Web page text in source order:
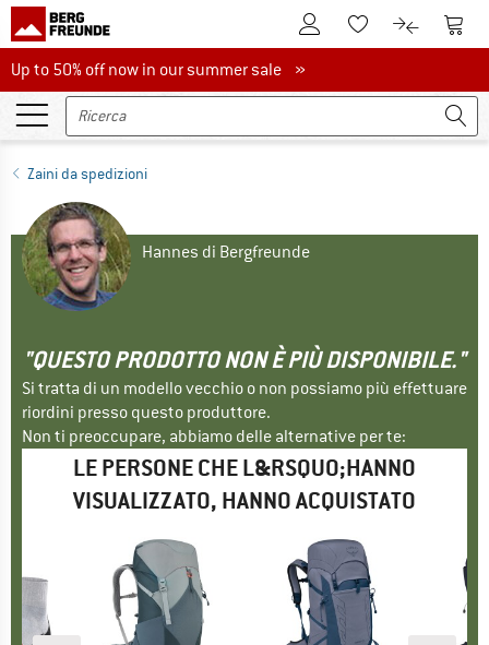
Al conto clienteAlla lista
Al Al
Up to 50% off now in our summer sale
Up to 50% off now in our summer sale »
Zaini da spedizioni
Hannes di Bergfreunde
"QUESTO PRODOTTO NON È PIÙ DISPONIBILE."
Si tratta di un modello vecchio o non possiamo più effettuare
riordini presso questo produttore.
Non ti preoccupare, abbiamo delle alternative per te:
LE PERSONE CHE L&RSQUO;HANNO
VISUALIZZATO, HANNO ACQUISTATO